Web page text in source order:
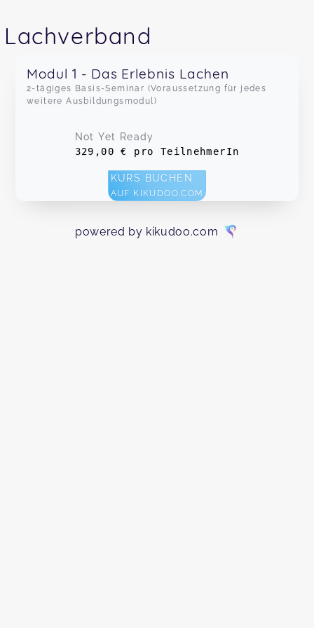
Lachverband
Modul 1 - Das Erlebnis Lachen
2-tägiges Basis-Seminar (Voraussetzung für jedes
weitere Ausbildungsmodul)
Not Yet Ready
329,00 € pro TeilnehmerIn
KURS BUCHEN
AUF KIKUDOO.COM
powered by kikudoo.com